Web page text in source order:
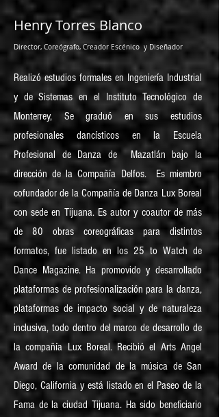
Henry Torres Blanco
Director, Coreógrafo, Creador Escénico y Diseñador
Realizó estudios formales en Ingeniería Industrial
y de Sistemas en el Instituto Tecnológico de
Monterrey, Se graduó en sus estudios
profesionales dancísticos en la Escuela
Profesional de Danza de Mazatlán bajo la
dirección de la Compañía Delfos. Es miembro
cofundador de la Compañía de Danza Lux Boreal
con sede en Tijuana. Es autor y coautor de más
de 80 obras coreográficas para distintos
formatos, fue listado en los 25 to Watch de
Dance Magazine. Ha promovido y desarrollado
plataformas de profesionalización para la danza,
plataformas de impacto social y de naturaleza
inclusiva, todo dentro del marco de desarrollo de
la compañía Lux Boreal. Recibió el Arts Angel
Award de la comunidad de la música de San
Diego, California y está listado en el Paseo de la
Fama de la ciudad Tijuana. Ha sido beneficiario